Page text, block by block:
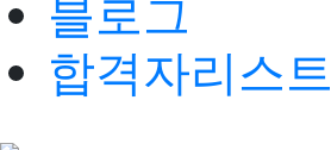
블로그
합격자리스트